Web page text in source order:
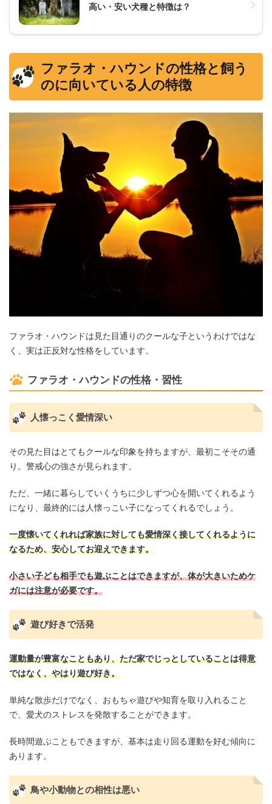
高い・安い犬種と特徴は？
ファラオ・ハウンドの性格と飼う
のに向いている人の特徴
ファラオ・ハウンドは見た目通りのクールな子というわけではな
く、実は正反対な性格をしています。
ファラオ・ハウンドの性格・習性
人懐っこく愛情深い
その見た目はとてもクールな印象を持ちますが、最初こそその通
り。警戒心の強さが見られます。
ただ、一緒に暮らしていくうちに少しずつ心を開いてくれるよう
になり、最終的には人懐っこい子になってくれるでしょう。
一度懐いてくれれば家族に対しても愛情深く接してくれるように
なるため、安心してお迎えできます。
小さい子ども相手でも遊ぶことはできますが、体が大きいためケ
ガには注意が必要です。
遊び好きで活発
運動量が豊富なこともあり、ただ家でじっとしていることは得意
ではなく、やはり遊び好き。
単純な散歩だけでなく、おもちゃ遊びや知育を取り入れること
で、愛犬のストレスを発散することができます。
長時間遊ぶこともできますが、基本は走り回る運動を好む傾向に
あります。
鳥や小動物との相性は悪い